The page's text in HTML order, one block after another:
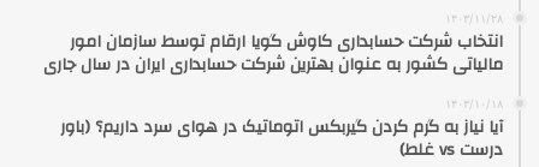
۱۴۰۳/۱۱/۲۸
انتخاب شرکت حسابداری کاوش گویا ارقام توسط سازمان امور
مالیاتی کشور به عنوان بهترین شرکت حسابداری ایران در سال جاری
۱۴۰۳/۱۰/۱۸
آیا نیاز به گرم کردن گیربکس اتوماتیک در هوای سرد داریم؟ (باور
درست vs غلط)